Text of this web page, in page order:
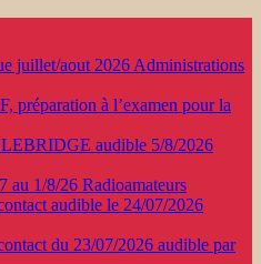
juillet/aout 2026 Administrations
préparation à l’examen pour la
audible 5/8/2026
au 1/8/26 Radioamateurs
audible le 24/07/2026
du 23/07/2026 audible par